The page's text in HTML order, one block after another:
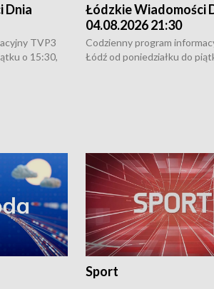
Dnia
TVP3
o 15:30,
Łódzkie Wiadomości
04.08.2026 21:30
Codzienny program
Łódź od poniedziałku do
Sport